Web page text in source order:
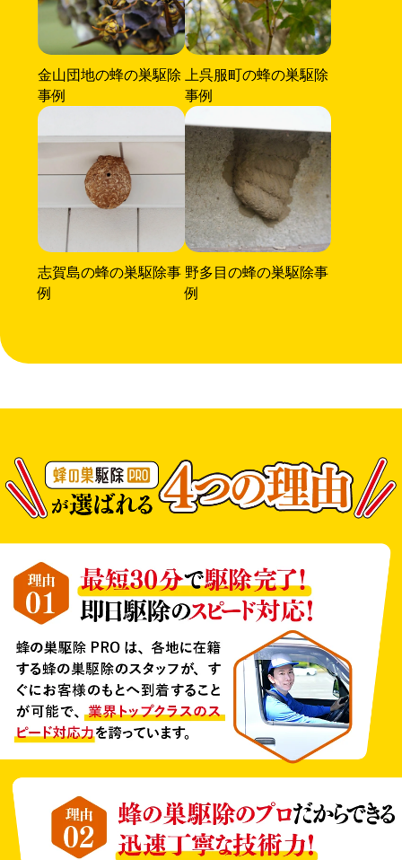
金山団地の蜂の巣駆除
事例
上呉服町の蜂の巣駆除
事例
志賀島の蜂の巣駆除事
例
野多目の蜂の巣駆除事
例